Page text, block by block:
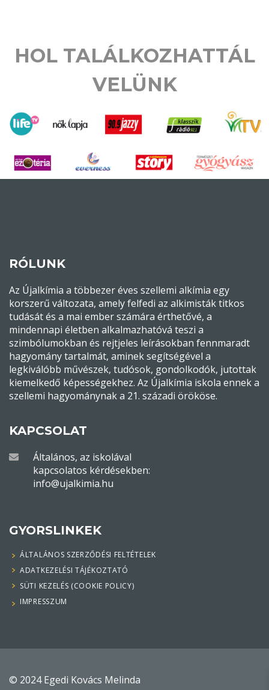
HOL TALÁLKOZHATTÁL
VELÜNK
RÓLUNK
Az Újalkímia a többezer éves szellemi alkímia egy
korszerű változata, amely felfedi az alkimisták titkos
tudását és a mai ember számára érthetővé, a
mindennapi életben alkalmazhatóvá teszi a
szimbólumokban és rejtjeles leírásokban fennmaradt
hagyomány tartalmát, aminek segítségével a
legkiválóbb művészek, tudósok, gondolkodók, jutottak
kiemelkedő képességekhez. Az Újalkímia iskola ennek a
szellemi hagyománynak a 21. századi örököse.
KAPCSOLAT
Általános, az iskolával
kapcsolatos kérdésekben:
info@ujalkimia.hu
GYORSLINKEK
ÁLTALÁNOS SZERZŐDÉSI FELTÉTELEK
ADATKEZELÉSI TÁJÉKOZTATÓ
SÜTI KEZELÉS (COOKIE POLICY)
IMPRESSZUM
© 2024 Egedi Kovács Melinda